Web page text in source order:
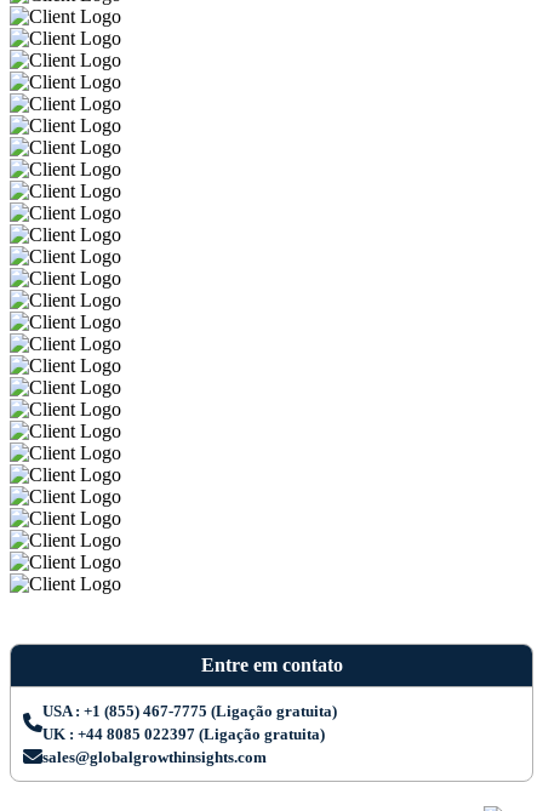
Entre em contato
USA : +1 (855) 467-7775 (Ligação gratuita)
UK : +44 8085 022397 (Ligação gratuita)
sales@globalgrowthinsights.com